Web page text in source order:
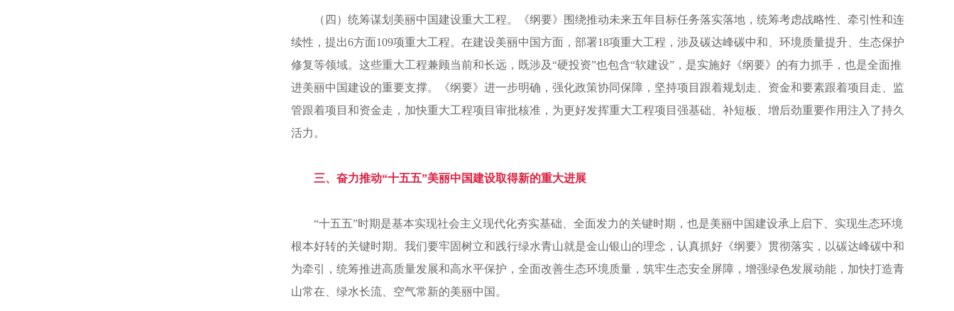
（四）统筹谋划美丽中国建设重大工程。《纲要》围绕推动未来五年目标任务落实落地，统筹考虑战略性、牵引性和连
续性，提出6方面109项重大工程。在建设美丽中国方面，部署18项重大工程，涉及碳达峰碳中和、环境质量提升、生态保护
修复等领域。这些重大工程兼顾当前和长远，既涉及“硬投资”也包含“软建设”，是实施好《纲要》的有力抓手，也是全面推
进美丽中国建设的重要支撑。《纲要》进一步明确，强化政策协同保障，坚持项目跟着规划走、资金和要素跟着项目走、监
管跟着项目和资金走，加快重大工程项目审批核准，为更好发挥重大工程项目强基础、补短板、增后劲重要作用注入了持久
活力。
三、奋力推动“十五五”美丽中国建设取得新的重大进展
“十五五”时期是基本实现社会主义现代化夯实基础、全面发力的关键时期，也是美丽中国建设承上启下、实现生态环境
根本好转的关键时期。我们要牢固树立和践行绿水青山就是金山银山的理念，认真抓好《纲要》贯彻落实，以碳达峰碳中和
为牵引，统筹推进高质量发展和高水平保护，全面改善生态环境质量，筑牢生态安全屏障，增强绿色发展动能，加快打造青
山常在、绿水长流、空气常新的美丽中国。